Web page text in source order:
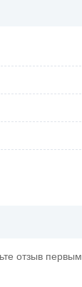
отзыв первым